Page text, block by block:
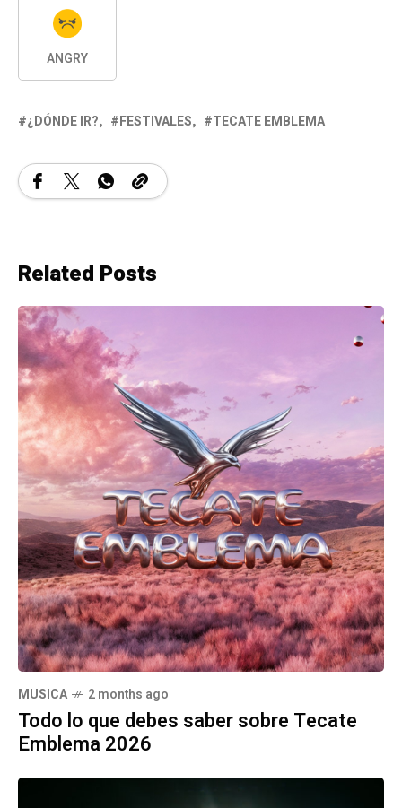
ANGRY
¿DÓNDE IR? FESTIVALES TECATE EMBLEMA
Related Posts
MUSICA 2 months ago
Todo lo que debes saber sobre Tecate
Emblema 2026